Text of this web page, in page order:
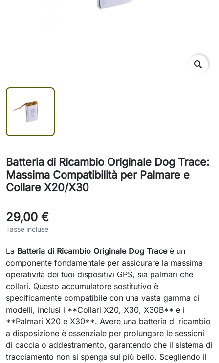
search
Batteria di Ricambio Originale Dog Trace:
Massima Compatibilità per Palmare e
Collare X20/X30
29,00 €
Tasse incluse
La Batteria di Ricambio Originale Dog Traceè un
componente fondamentale per assicurare la massima
operatività dei tuoi dispositivi GPS, sia palmari che
collari. Questo accumulatore sostitutivo è
specificamente compatibile con una vasta gamma di
modelli, inclusi i **Collari X20, X30, X30B** e i
**Palmari X20 e X30**. Avere una batteria di ricambio
a disposizione è essenziale per prolungare le sessioni
di caccia o addestramento, garantendo che il sistema di
tracciamento non si spenga sul più bello. Scegliendo il